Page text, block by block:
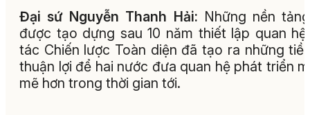
Đại sứ Nguyễn Thanh Hải: Những nền
được tạo dựng sau 10 năm thiết lập quan
tác Chiến lược Toàn diện đã tạo ra những
thuận lợi để hai nước đưa quan hệ phát triển
mẽ hơn trong thời gian tới.